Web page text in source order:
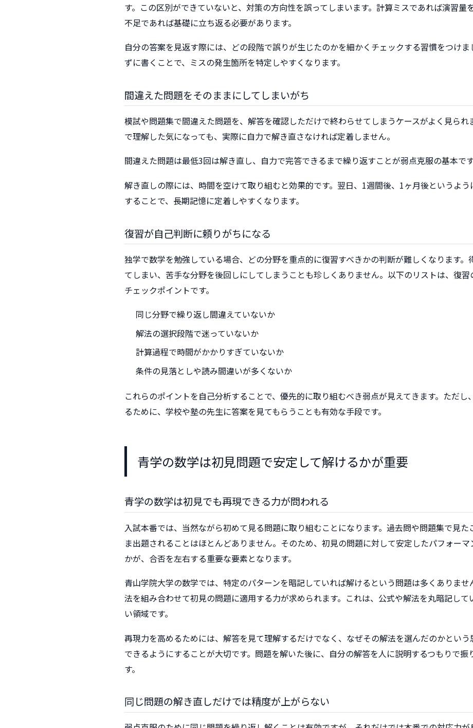
す。この区別ができていないと、対策の方向性を誤ってしまいます。計算ミスであれば演習量
不足であれば基礎に立ち返る必要があります。
自分の答案を見返す際には、どの段階で誤りが生じたのかを細かくチェックする習慣をつけ
ずに書くことで、ミスの発生箇所を特定しやすくなります。
間違えた問題をそのままにしてしまいがち
模試や問題集で間違えた問題を、解答を確認しただけで終わらせてしまうケースがよく見られ
で理解した気になっても、実際に自力で解き直さなければ定着しません。
間違えた問題は最低3回は解き直し、自力で完答できるまで繰り返すことが弱点克服の基本です
解き直しの際には、時間を空けて取り組むと効果的です。翌日、1週間後、1ヶ月後というよ
することで、長期記憶に定着しやすくなります。
復習が自己判断に頼りがちになる
独学で数学を勉強している場合、どの分野を重点的に復習すべきかの判断が難しくなります。
てしまい、苦手な分野を後回しにしてしまうことも珍しくありません。以下のリストは、復
チェックポイントです。
同じ分野で繰り返し間違えていないか
解法の選択段階で迷っていないか
計算過程で時間がかかりすぎていないか
条件の見落としや読み間違いが多くないか
これらのポイントを自己分析することで、優先的に取り組むべき弱点が見えてきます。ただし
るために、学校や塾の先生に答案を見てもらうことも有効な手段です。
青学の数学は初見問題で安定して解けるかが重要
青学の数学は初見でも再現できる力が問われる
入試本番では、当然ながら初めて見る問題に取り組むことになります。過去問や問題集で見た
ま出題されることはほとんどありません。そのため、初見の問題に対して安定したパフォー
かが、合否を左右する重要な要素となります。
青山学院大学の数学では、特定のパターンを暗記していれば解けるという問題は多くありま
法を組み合わせて初見の問題に適用する力が求められます。これは、公式や解法を丸暗記して
い領域です。
再現力を高めるためには、解答を見て理解するだけでなく、なぜその解法を選んだのかとい
できるようにすることが大切です。問題を解いた後に、自分の解答を人に説明するつもりで振
す。
同じ問題の解き直しだけでは精度が上がらない